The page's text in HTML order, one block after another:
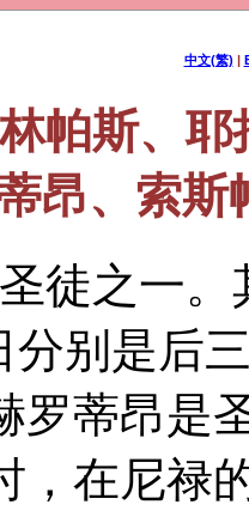
中文(繁) |
帕斯、
昂、索斯
徒之一
分别是后
罗蒂昂是
，在尼禄